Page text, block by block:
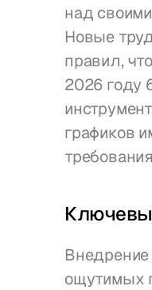
над
Новые
правил,
2026 году
графиков
Внедрение
ощутимых